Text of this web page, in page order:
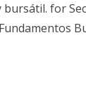
for